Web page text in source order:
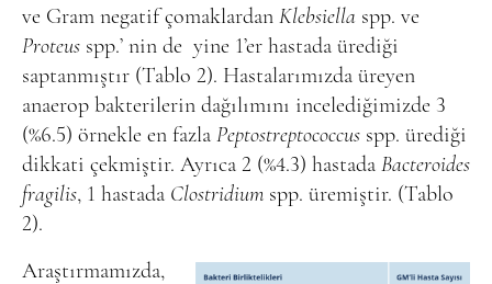
ve Gram negatif çomaklardan Klebsiella spp. ve
Proteus spp.’ nin de yine 1’er hastada ürediği
saptanmıştır (Tablo 2). Hastalarımızda üreyen
anaerop bakterilerin dağılımını incelediğimizde 3
(%6.5) örnekle en fazla Peptostreptococcus spp. ürediği
dikkati çekmiştir. Ayrıca 2 (%4.3) hastada Bacteroides
fragilis, 1 hastada Clostridium spp. üremiştir. (Tablo
2).
Araştırmamızda,